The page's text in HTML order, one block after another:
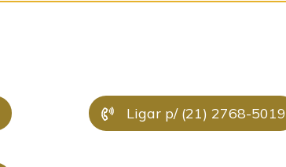
Ligar p/ (21) 2768-5019